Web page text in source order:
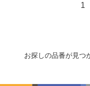
1
お探しの品番が見つ